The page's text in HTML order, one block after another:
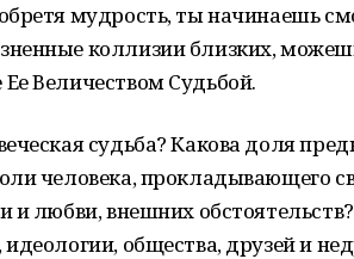
мудрость, ты начинаешь
коллизии близких,
Величеством Судьбой.
судьба? Какова доля
человека, прокладывающего
и любви, внешних
идеологии, общества, друзей и